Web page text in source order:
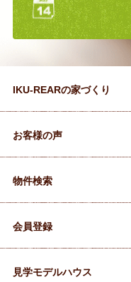
IKU-REARの家づくり
お客様の声
物件検索
会員登録
見学モデルハウス